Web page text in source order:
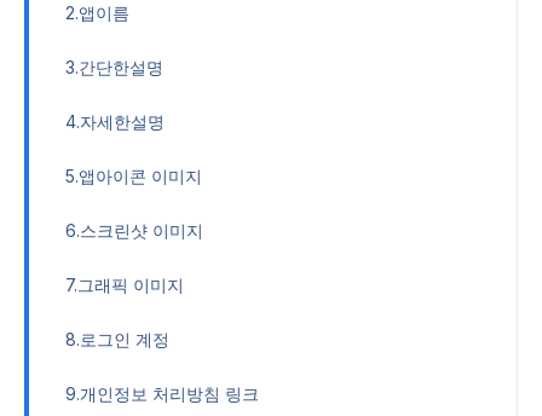
2.앱이름
3.간단한설명
4.자세한설명
5.앱아이콘 이미지
6.스크린샷 이미지
7.그래픽 이미지
8.로그인 계정
9.개인정보 처리방침 링크